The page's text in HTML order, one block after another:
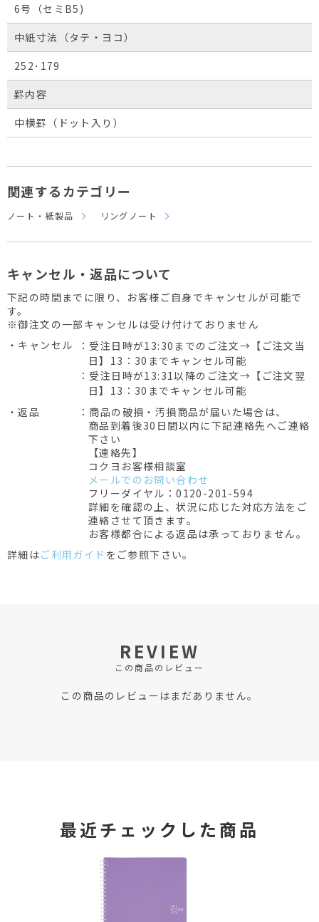
6号（セミB5)
中紙寸法（タテ・ヨコ）
252･179
罫内容
中横罫（ドット入り）
関連するカテゴリー
ノート・紙製品 リングノート
キャンセル・返品について
下記の時間までに限り、お客様ご自身でキャンセルが可能で
す。
※御注文の一部キャンセルは受け付けておりません
・キャンセル
：受注日時が13:30までのご注文→【ご注文当
日】13：30までキャンセル可能
：受注日時が13:31以降のご注文→【ご注文翌
日】13：30までキャンセル可能
・返品
：商品の破損・汚損商品が届いた場合は、
商品到着後30日間以内に下記連絡先へご連絡
下さい
【連絡先】
コクヨお客様相談室
メールでのお問い合わせ
フリーダイヤル：0120-201-594
詳細を確認の上、状況に応じた対応方法をご
連絡させて頂きます。
お客様都合による返品は承っておりません。
詳細はご利用ガイド をご参照下さい。
REVIEW
この商品のレビュー
この商品のレビューはまだありません。
最近チェックした商品